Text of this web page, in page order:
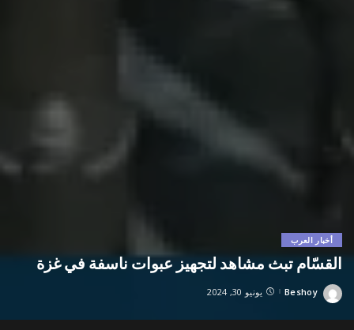
أخبار العرب
القسّام تبث مشاهد لتجهيز عبوات ناسفة في غزة
Posted
Beshoy يونيو 30, 2024